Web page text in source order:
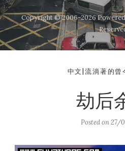
Copyright © 2006-2026
中文|流淌著的曾
劫后
Posted on27/